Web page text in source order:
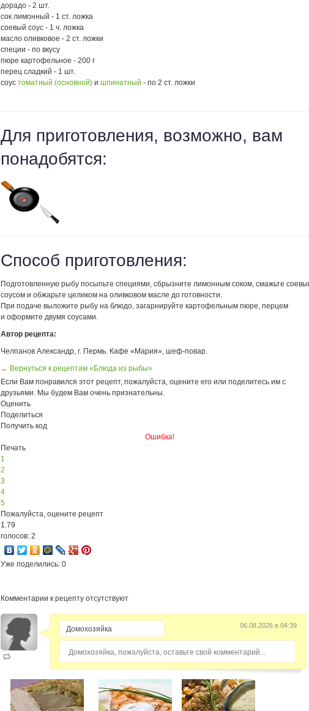
дорадо - 2 шт.
сок лимонный - 1 ст. ложка
соевый соус - 1 ч. ложка
масло оливковое - 2 ст. ложки
специи - по вкусу
пюре картофельное - 200 г
перец сладкий - 1 шт.
соус томатный (основной) и шпинатный - по 2 ст. ложки
Для приготовления, возможно, вам
понадобятся:
Способ приготовления:
Подготовленную рыбу посыпьте специями, сбрызните лимонным соком, смажьте
соусом и обжарьте целиком на оливковом масле до готовности.
При подаче выложите рыбу на блюдо, загарнируйте картофельным пюре, перцем
и оформите двумя соусами.
Автор рецепта:
Челпанов Александр, г. Пермь. Кафе «Мария», шеф-повар.
← Вернуться к рецептам «Блюда из рыбы»
Если Вам понравился этот рецепт, пожалуйста, оцените его или поделитесь им с
друзьями. Мы будем Вам очень признательны.
Оценить
Поделиться
Получить код
Ошибка!
Печать
1
2
3
4
5
Пожалуйста, оцените рецепт
1.79
голосов: 2
Уже поделились: 0
Комментарии к рецепту отсутствуют
06.08.2026 в 04:39
Домохозяйка, пожалуйста, оставьте свой комментарий...